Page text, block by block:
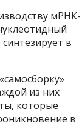
мРНК-
в
из них
которые
в